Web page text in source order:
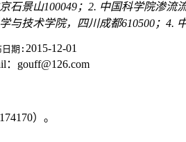
石景山100049；2. 中国科学院渗流
与技术学院，四川成都610500；4.
日期:2015-12-01
：gouff@126.com
）。